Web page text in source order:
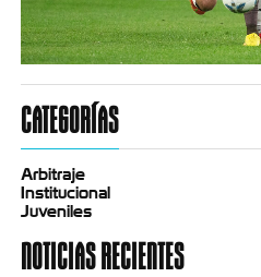
CATEGORÍAS
Arbitraje
Institucional
Juveniles
NOTICIAS RECIENTES